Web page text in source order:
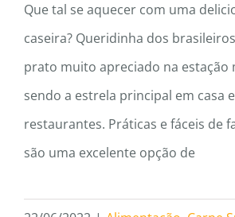
Que tal se aquecer com uma
caseira? Queridinha dos
prato muito apreciado na estação
sendo a estrela principal em casa
restaurantes. Práticas e fáceis de
são uma excelente opção de